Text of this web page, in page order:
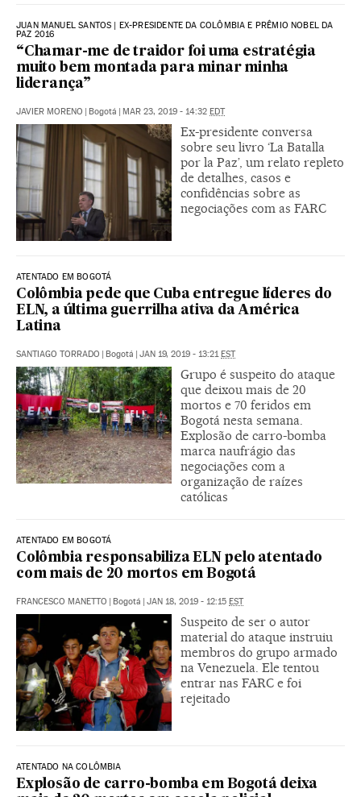
JUAN MANUEL SANTOS | EX-PRESIDENTE DA COLÔMBIA E PRÊMIO NOBEL DA
PAZ 2016
“Chamar-me de traidor foi uma estratégia
muito bem montada para minar minha
liderança”
JAVIER MORENO | Bogotá | MAR 23, 2019 - 14:32 EDT
Ex-presidente conversa
sobre seu livro ‘La Batalla
por la Paz’, um relato repleto
de detalhes, casos e
confidências sobre as
negociações com as FARC
ATENTADO EM BOGOTÁ
Colômbia pede que Cuba entregue líderes do
ELN, a última guerrilha ativa da América
Latina
SANTIAGO TORRADO | Bogotá | JAN 19, 2019 - 13:21EST
Grupo é suspeito do ataque
que deixou mais de 20
mortos e 70 feridos em
Bogotá nesta semana.
Explosão de carro-bomba
marca naufrágio das
negociações com a
organização de raízes
católicas
ATENTADO EM BOGOTÁ
Colômbia responsabiliza ELN pelo atentado
com mais de 20 mortos em Bogotá
FRANCESCO MANETTO | Bogotá | JAN 18, 2019 - 12:15 EST
Suspeito de ser o autor
material do ataque instruiu
membros do grupo armado
na Venezuela. Ele tentou
entrar nas FARC e foi
rejeitado
ATENTADO NA COLÔMBIA
Explosão de carro-bomba em Bogotá deixa